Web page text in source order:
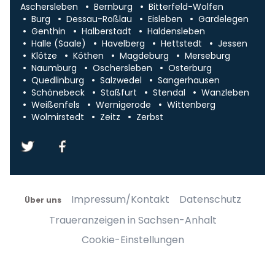
Aschersleben Bernburg
Bitterfeld-Wolfen
Burg
Dessau-Roßlau Eisleben
Gardelegen
Genthin
Halberstadt
Haldensleben
Halle (Saale)
Havelberg Hettstedt
Jessen
Klötze
Köthen Magdeburg
Merseburg
Naumburg
Oschersleben
Osterburg
Quedlinburg
Salzwedel
Sangerhausen
Schönebeck
Staßfurt Stendal
Wanzleben
Weißenfels
Wernigerode
Wittenberg
Wolmirstedt
Zeitz Zerbst
Über uns Impressum/Kontakt
Datenschutz
Traueranzeigen in Sachsen-Anhalt
Cookie-Einstellungen